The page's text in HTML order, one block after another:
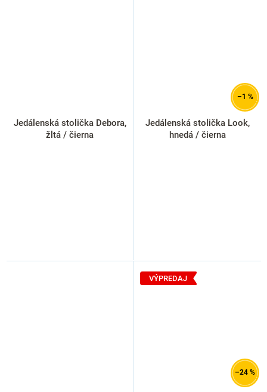
Jedálenská stolička Debora,
žltá / čierna
–1 %
Jedálenská stolička Look,
hnedá / čierna
VÝPREDAJ
–24 %